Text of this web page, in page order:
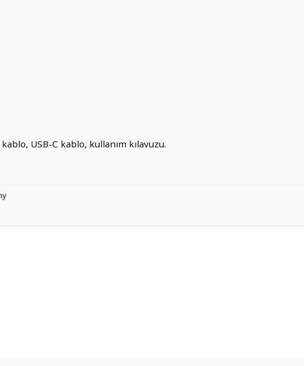
USB-C kablo, kullanım kılavuzu.